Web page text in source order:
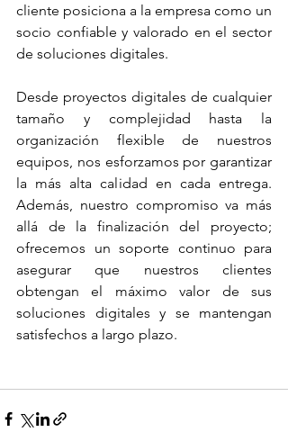
cliente posiciona a la empresa como un
socio confiable y valorado en el sector
de soluciones digitales.
Desde proyectos digitales de cualquier
tamaño y complejidad hasta la
organización flexible de nuestros
equipos, nos esforzamos por garantizar
la más alta calidad en cada entrega.
Además, nuestro compromiso va más
allá de la finalización del proyecto;
ofrecemos un soporte continuo para
asegurar que nuestros clientes
obtengan el máximo valor de sus
soluciones digitales y se mantengan
satisfechos a largo plazo.